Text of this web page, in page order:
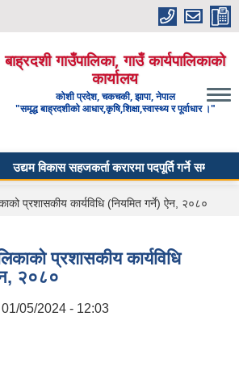
बाह्रदशी गाउँपालिका, गाउँ कार्यपालिकाको
कार्यालय
कोशी प्रदेश, चकचकी, झापा, नेपाल
"समृद्ध बाह्रदशीको आधार,कृषि,शिक्षा,स्वास्थ्य र पूर्वाधार ।"
उद्यम विकास सहजकर्ता करारमा पदपूर्ति गर्ने सम्बन्धी
प्रशासकीय कार्यविधि (नियमित गर्ने) ऐन, २०८०
प्रशासकीय कार्यविधि
२०८०
01/05/2024 - 12:03